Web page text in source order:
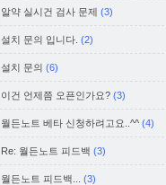
알약 실시건 검사 문제 (3)
설치 문의 입니다. (2)
설치 문의 (6)
이건 언제쯤 오픈인가요? (3)
월든노트 베타 신청하려고요..^^ (4)
Re: 월든노트 피드백 (3)
월든노트 피드백... (3)